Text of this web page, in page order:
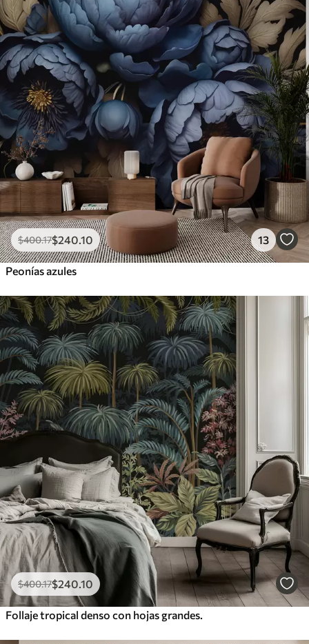
$400.17$240.10 13
Peonías azules
$400.17$240.10
Follaje tropical denso con hojas grandes.